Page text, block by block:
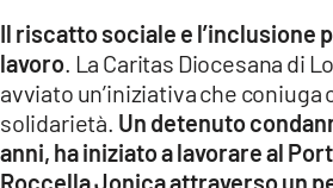
Network
LACPLAY.IT
LACTV.IT
Il riscatto sociale e l’inclusione
lavoro . La Caritas Diocesana di
avviato un’iniziativa che coniuga
solidarietà. Un detenuto
anni, ha iniziato a lavorare al
Roccella Jonica attraverso un